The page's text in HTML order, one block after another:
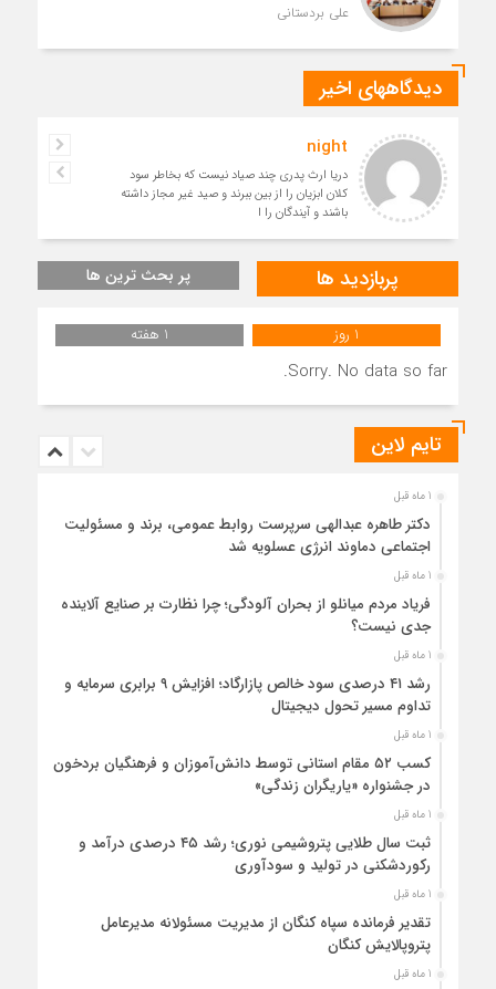
علی بردستانی
دیدگاههای اخیر
night
دریا ارث پدری چند صیاد نیست که بخاطر سود
کلان ابزیان را از بین ببرند و صید غیر مجاز داشته
باشند و آیندگان را ا
پربازدید ها پر بحث ترین ها
1 روز 1 هفته
Sorry. No data so far.
تایم لاین
1 ماه قبل
دکتر طاهره عبدالهی سرپرست روابط عمومی، برند و مسئولیت
اجتماعی دماوند انرژی عسلویه شد
1 ماه قبل
فریاد مردم میانلو از بحران آلودگی؛ چرا نظارت بر صنایع آلاینده
جدی نیست؟
1 ماه قبل
رشد ۴۱ درصدی سود خالص پازارگاد؛ افزایش ۹ برابری سرمایه و
تداوم مسیر تحول دیجیتال
1 ماه قبل
کسب ۵۲ مقام استانی توسط دانش‌آموزان و فرهنگیان بردخون
در جشنواره «یاریگران زندگی»
1 ماه قبل
ثبت سال طلایی پتروشیمی نوری؛ رشد ۴۵ درصدی درآمد و
رکوردشکنی در تولید و سودآوری
1 ماه قبل
تقدیر فرمانده سپاه کنگان از مدیریت مسئولانه مدیرعامل
پتروپالایش کنگان
1 ماه قبل